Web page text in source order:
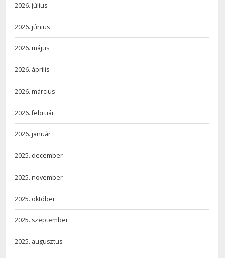
2026. július
2026. június
2026. május
2026. április
2026. március
2026. február
2026. január
2025. december
2025. november
2025. október
2025. szeptember
2025. augusztus